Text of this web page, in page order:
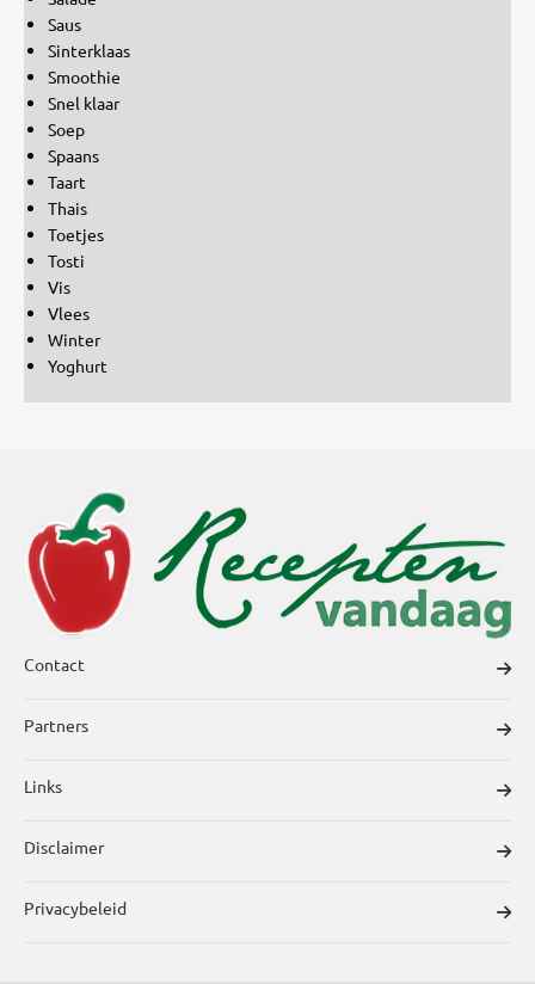
Saus
Sinterklaas
Smoothie
Snel klaar
Soep
Spaans
Taart
Thais
Toetjes
Tosti
Vis
Vlees
Winter
Yoghurt
Contact
Partners
Links
Disclaimer
Privacybeleid